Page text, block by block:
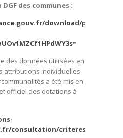
des communes :
download/pdf?
=
des données utilisées en
attributions individuelles
a été mis en
officiel des dotations à
consultation/